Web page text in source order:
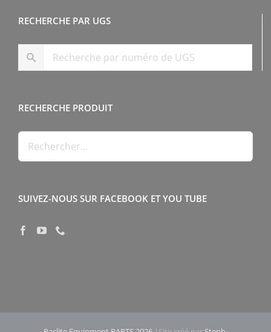
RECHERCHE PAR UGS
RECHERCHE PRODUIT
SUIVEZ-NOUS SUR FACEBOOK ET YOU TUBE